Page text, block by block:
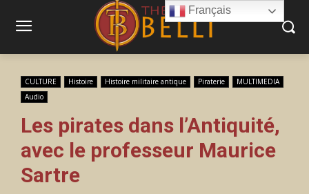
CULTURE Histoire Histoire militaire antique Piraterie
MULTIMEDIA
Audio
Les pirates dans l’Antiquité,
avec le professeur Maurice
Sartre
Français